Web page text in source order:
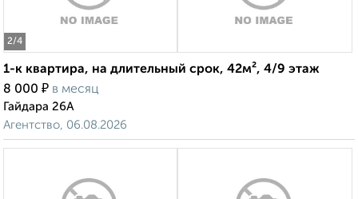
2/4
1-к квартира, на длительный срок, 42м², 4/9 этаж
8 000 ₽ в месяц
Гайдара 26А
Агентство, 06.08.2026